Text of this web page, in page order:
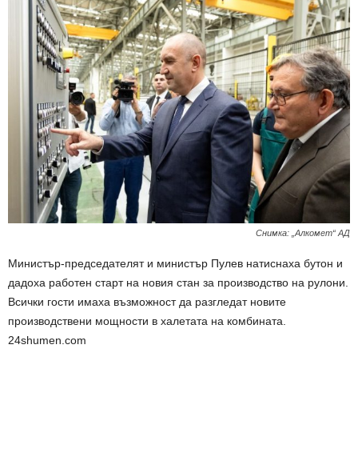
Снимка: „Алкомет“ АД
Министър-председателят и министър Пулев натиснаха бутон и
дадоха работен старт на новия стан за производство на рулони.
Всички гости имаха възможност да разгледат новите
производствени мощности в халетата на комбината.
24shumen.com